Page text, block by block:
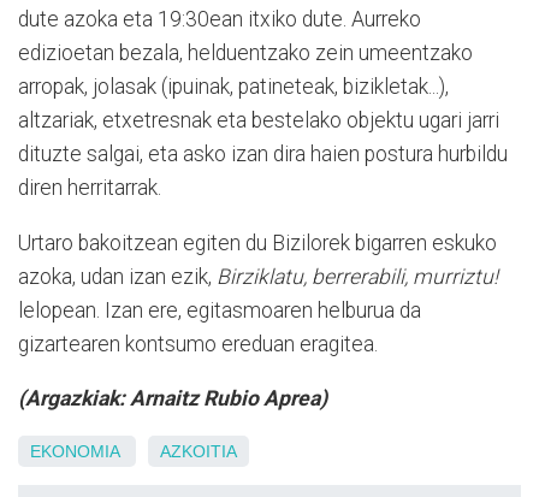
dute azoka eta 19:30ean itxiko dute. Aurreko
edizioetan bezala, helduentzako zein umeentzako
arropak, jolasak (ipuinak, patineteak, bizikletak...),
altzariak, etxetresnak eta bestelako objektu ugari jarri
dituzte salgai, eta asko izan dira haien postura hurbildu
diren herritarrak.
Urtaro bakoitzean egiten du Bizilorek bigarren eskuko
azoka, udan izan ezik, Birziklatu, berrerabili, murriztu!
lelopean. Izan ere, egitasmoaren helburua da
gizartearen kontsumo ereduan eragitea.
(Argazkiak: Arnaitz Rubio Aprea)
EKONOMIA AZKOITIA